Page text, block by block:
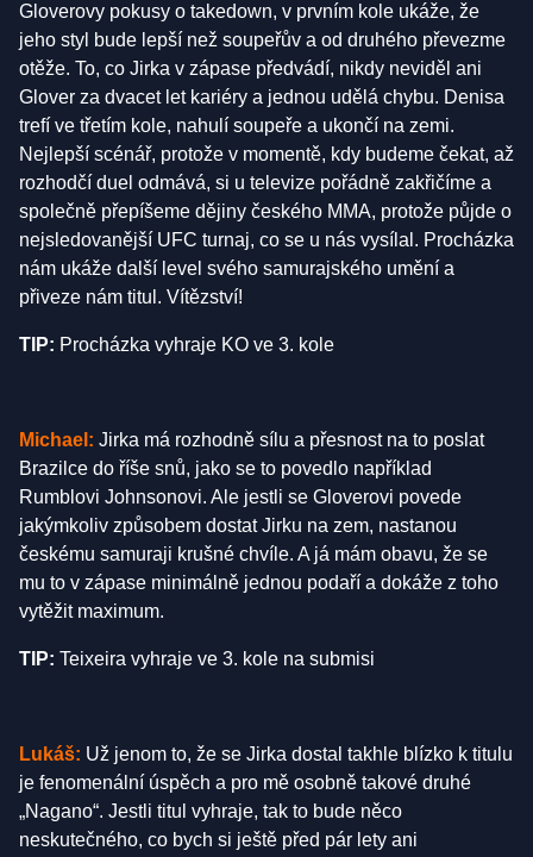
Gloverovy pokusy o takedown, v prvním kole ukáže, že
jeho styl bude lepší než soupeřův a od druhého převezme
otěže. To, co Jirka v zápase předvádí, nikdy neviděl ani
Glover za dvacet let kariéry a jednou udělá chybu. Denisa
trefí ve třetím kole, nahulí soupeře a ukončí na zemi.
Nejlepší scénář, protože v momentě, kdy budeme čekat, až
rozhodčí duel odmává, si u televize pořádně zakřičíme a
společně přepíšeme dějiny českého MMA, protože půjde o
nejsledovanější UFC turnaj, co se u nás vysílal. Procházka
nám ukáže další level svého samurajského umění a
přiveze nám titul. Vítězství!
TIP: Procházka vyhraje KO ve 3. kole
Michael: Jirka má rozhodně sílu a přesnost na to poslat
Brazilce do říše snů, jako se to povedlo například
Rumblovi Johnsonovi. Ale jestli se Gloverovi povede
jakýmkoliv způsobem dostat Jirku na zem, nastanou
českému samuraji krušné chvíle. A já mám obavu, že se
mu to v zápase minimálně jednou podaří a dokáže z toho
vytěžit maximum.
TIP: Teixeira vyhraje ve 3. kole na submisi
Lukáš: Už jenom to, že se Jirka dostal takhle blízko k titulu
je fenomenální úspěch a pro mě osobně takové druhé
„Nagano“. Jestli titul vyhraje, tak to bude něco
neskutečného, co bych si ještě před pár lety ani